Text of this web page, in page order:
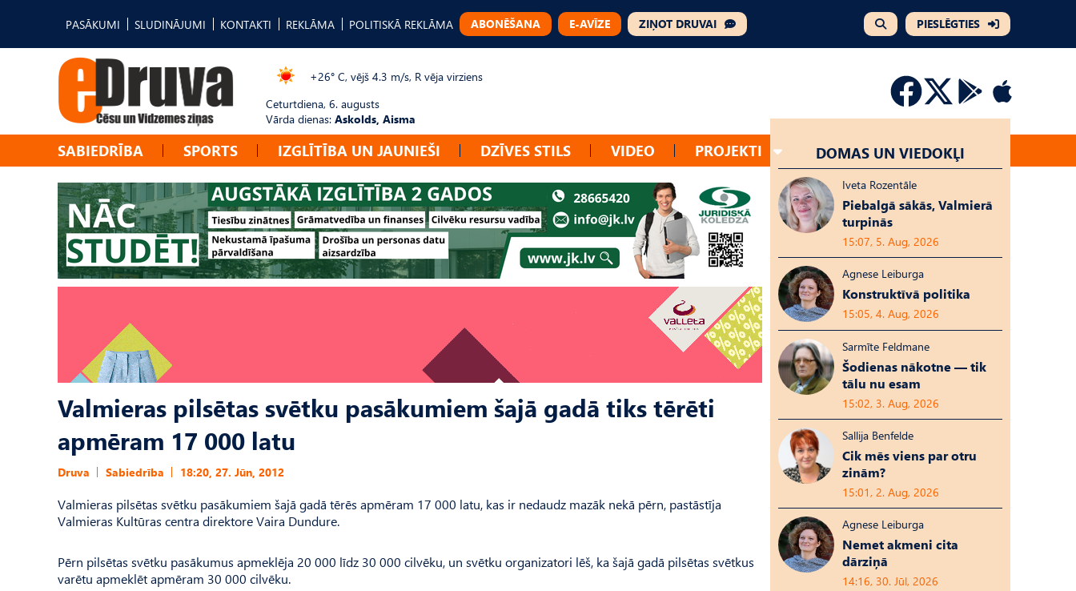
PASĀKUMI SLUDINĀJUMI KONTAKTI REKLĀMA POLITISKĀ REKLĀMA ABONĒŠANA E-AVĪZE ZIŅOT DRUVAI PIESLĒGTIES
+26° C, vējš 4.3 m/s, R vēja virziens
Ceturtdiena, 6. augusts
Vārda dienas: Askolds, Aisma
SABIEDRĪBA SPORTS IZGLĪTĪBA UN JAUNIEŠI DZĪVES STILS VIDEO PROJEKTI
Valmieras pilsētas svētku pasākumiem šajā gadā tiks tērēti
apmēram 17 000 latu
Druva Sabiedrība 18:20, 27. Jūn, 2012
Valmieras pilsētas svētku pasākumiem šajā gadā tērēs apmēram 17 000 latu, kas ir nedaudz mazāk nekā pērn, pastāstīja
Valmieras Kultūras centra direktore Vaira Dundure.
Pērn pilsētas svētku pasākumus apmeklēja 20 000 līdz 30 000 cilvēku, un svētku organizatori lēš, ka šajā gadā pilsētas svētkus
varētu apmeklēt apmēram 30 000 cilvēku.
DOMAS UN VIEDOKĻI
Iveta Rozentāle
Piebalgā sākās, Valmierā
turpinās
15:07, 5. Aug, 2026
Agnese Leiburga
Konstruktīvā politika
15:05, 4. Aug, 2026
Sarmīte Feldmane
Šodienas nākotne — tik
tālu nu esam
15:02, 3. Aug, 2026
Sallija Benfelde
Cik mēs viens par otru
zinām?
15:01, 2. Aug, 2026
Agnese Leiburga
Nemet akmeni cita
dārziņā
14:16, 30. Jūl, 2026